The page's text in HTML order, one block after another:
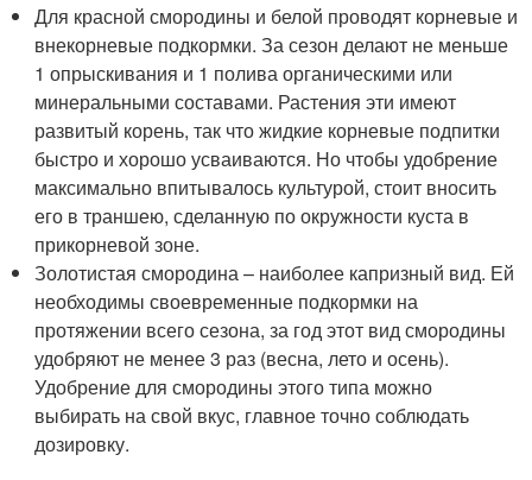
Для красной смородины и белой проводят корневые и
внекорневые подкормки. За сезон делают не меньше
1 опрыскивания и 1 полива органическими или
минеральными составами. Растения эти имеют
развитый корень, так что жидкие корневые подпитки
быстро и хорошо усваиваются. Но чтобы удобрение
максимально впитывалось культурой, стоит вносить
его в траншею, сделанную по окружности куста в
прикорневой зоне.
Золотистая смородина – наиболее капризный вид. Ей
необходимы своевременные подкормки на
протяжении всего сезона, за год этот вид смородины
удобряют не менее 3 раз (весна, лето и осень).
Удобрение для смородины этого типа можно
выбирать на свой вкус, главное точно соблюдать
дозировку.